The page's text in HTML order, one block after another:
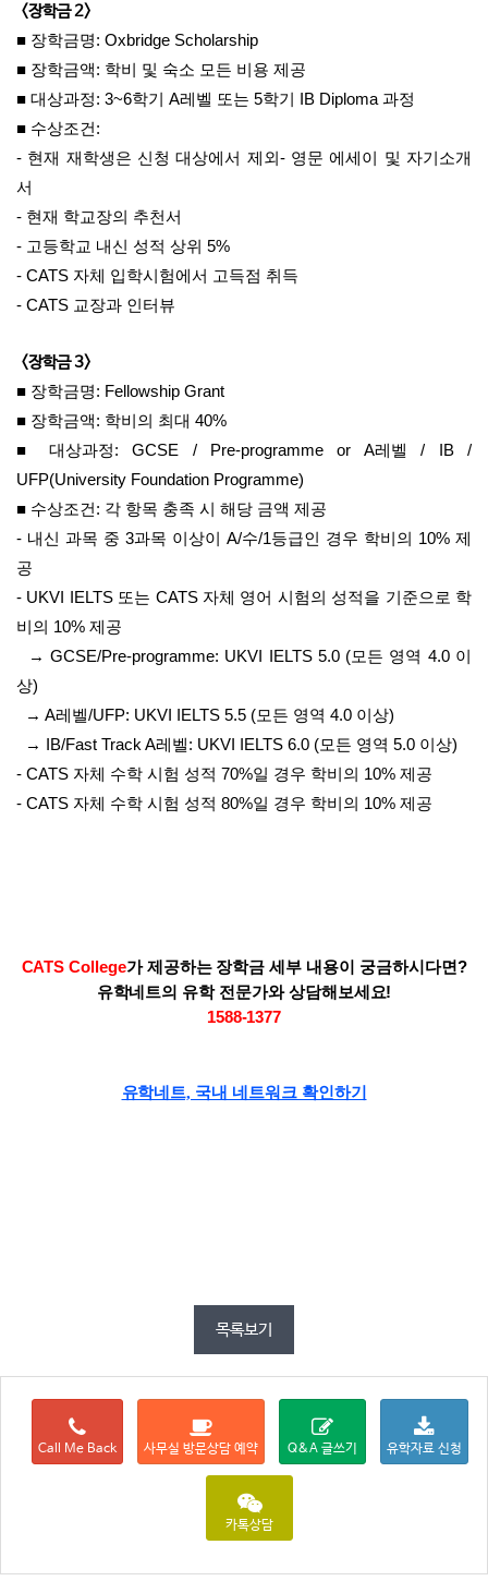
<장학금 2>
■ 장학금명: Oxbridge Scholarship
■ 장학금액: 학비 및 숙소 모든 비용 제공
■ 대상과정: 3~6학기 A레벨 또는 5학기 IB Diploma 과정
■ 수상조건:
- 현재 재학생은 신청 대상에서 제외- 영문 에세이 및 자기소개
서
- 현재 학교장의 추천서
- 고등학교 내신 성적 상위 5%
- CATS 자체 입학시험에서 고득점 취득
- CATS 교장과 인터뷰
<장학금 3>
■ 장학금명: Fellowship Grant
■ 장학금액: 학비의 최대 40%
■ 대상과정: GCSE / Pre-programme or A레벨 / IB /
UFP(University Foundation Programme)
■ 수상조건: 각 항목 충족 시 해당 금액 제공
- 내신 과목 중 3과목 이상이 A/수/1등급인 경우 학비의 10% 제
공
- UKVI IELTS 또는 CATS 자체 영어 시험의 성적을 기준으로 학
비의 10% 제공
→ GCSE/Pre-programme: UKVI IELTS 5.0 (모든 영역 4.0 이
상)
→ A레벨/UFP: UKVI IELTS 5.5 (모든 영역 4.0 이상)
→ IB/Fast Track A레벨: UKVI IELTS 6.0 (모든 영역 5.0 이상)
- CATS 자체 수학 시험 성적 70%일 경우 학비의 10% 제공
- CATS 자체 수학 시험 성적 80%일 경우 학비의 10% 제공
CATS College가 제공하는 장학금 세부 내용이 궁금하시다면?
유학네트의 유학 전문가와 상담해보세요!
1588-1377
유학네트, 국내 네트워크 확인하기
목록보기
Call Me Back 사무실 방문상담 예약 Q&A 글쓰기 유학자료 신청
카톡상담